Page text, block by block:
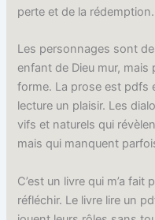
perte et de la rédemption.
Les personnages sont
enfant de Dieu mur,
forme. La prose est pdfs
lecture un plaisir. Les
vifs et naturels qui
mais qui manquent
C’est un livre qui m’a fait
réfléchir. Le livre lire un